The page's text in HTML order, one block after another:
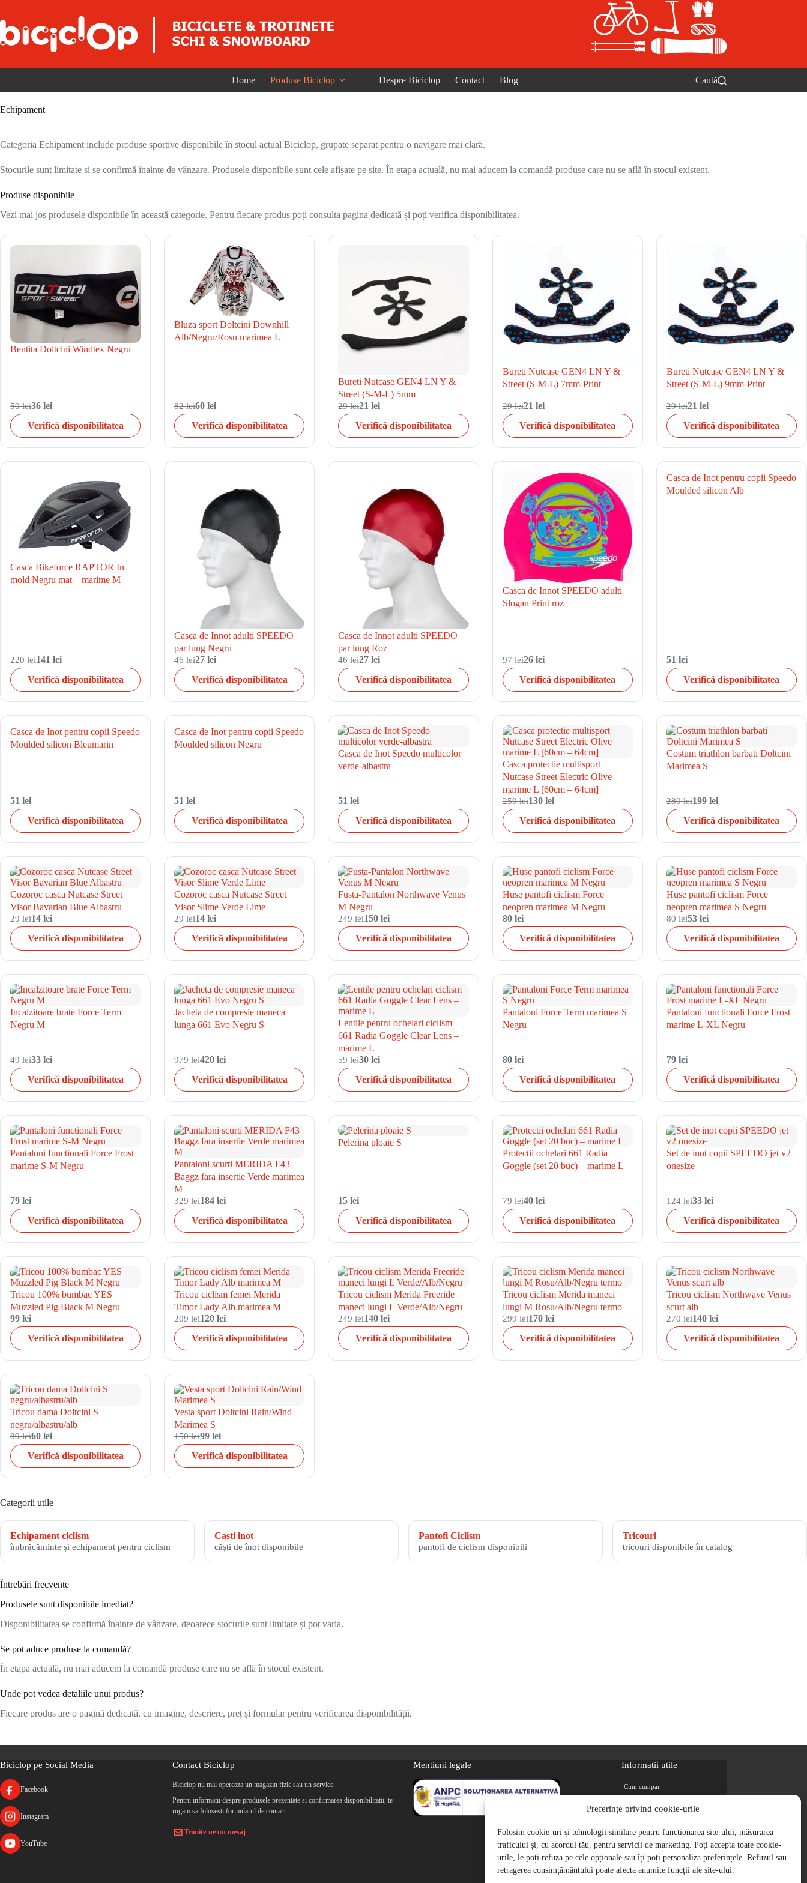
Preferințe privind cookie-urile
Folosim cookie-uri și tehnologii similare pentru funcționarea site-ului, măsurarea
traficului și, cu acordul tău, pentru servicii de marketing. Poți accepta toate cookie-
urile, le poți refuza pe cele opționale sau îți poți personaliza preferințele. Refuzul sau
retragerea consimțământului poate afecta anumite funcții ale site-ului.
Home Produse Biciclop Despre Biciclop Contact Blog Caută
Echipament
Categoria Echipament include produse sportive disponibile în stocul actual Biciclop, grupate separat pentru o navigare mai clară.
Stocurile sunt limitate și se confirmă înainte de vânzare. Produsele disponibile sunt cele afișate pe site. În etapa actuală, nu mai aducem la comandă produse care nu se află în stocul existent.
Produse disponibile
Vezi mai jos produsele disponibile în această categorie. Pentru fiecare produs poți consulta pagina dedicată și poți verifica disponibilitatea.
Bentita Doltcini Windtex Negru
50 lei36 lei
Verifică disponibilitatea
Bluza sport Doltcini Downhill
Alb/Negru/Rosu marimea L
82 lei60 lei
Verifică disponibilitatea
Bureti Nutcase GEN4 LN Y &
Street (S-M-L) 5mm
29 lei21 lei
Verifică disponibilitatea
Bureti Nutcase GEN4 LN Y &
Street (S-M-L) 7mm-Print
29 lei21 lei
Verifică disponibilitatea
Bureti Nutcase GEN4 LN Y &
Street (S-M-L) 9mm-Print
29 lei21 lei
Verifică disponibilitatea
Casca Bikeforce RAPTOR In
mold Negru mat – marime M
220 lei141 lei
Verifică disponibilitatea
Casca de Innot adulti SPEEDO
par lung Negru
46 lei27 lei
Verifică disponibilitatea
Casca de Innot adulti SPEEDO
par lung Roz
46 lei27 lei
Verifică disponibilitatea
Casca de Innot SPEEDO adulti
Slogan Print roz
97 lei26 lei
Verifică disponibilitatea
Casca de Inot pentru copii Speedo
Moulded silicon Alb
51 lei
Verifică disponibilitatea
Casca de Inot pentru copii Speedo
Moulded silicon Bleumarin
51 lei
Verifică disponibilitatea
Casca de Inot pentru copii Speedo
Moulded silicon Negru
51 lei
Verifică disponibilitatea
Casca de Inot Speedo multicolor
verde-albastra
51 lei
Verifică disponibilitatea
Casca protectie multisport
Nutcase Street Electric Olive
marime L [60cm – 64cm]
259 lei130 lei
Verifică disponibilitatea
Costum triathlon barbati Doltcini
Marimea S
280 lei199 lei
Verifică disponibilitatea
Cozoroc casca Nutcase Street
Visor Bavarian Blue Albastru
29 lei14 lei
Verifică disponibilitatea
Cozoroc casca Nutcase Street
Visor Slime Verde Lime
29 lei14 lei
Verifică disponibilitatea
Fusta-Pantalon Northwave Venus
M Negru
249 lei150 lei
Verifică disponibilitatea
Huse pantofi ciclism Force
neopren marimea M Negru
80 lei
Verifică disponibilitatea
Huse pantofi ciclism Force
neopren marimea S Negru
80 lei53 lei
Verifică disponibilitatea
Incalzitoare brate Force Term
Negru M
49 lei33 lei
Verifică disponibilitatea
Jacheta de compresie maneca
lunga 661 Evo Negru S
979 lei420 lei
Verifică disponibilitatea
Lentile pentru ochelari ciclism
661 Radia Goggle Clear Lens –
marime L
59 lei30 lei
Verifică disponibilitatea
Pantaloni Force Term marimea S
Negru
80 lei
Verifică disponibilitatea
Pantaloni functionali Force Frost
marime L-XL Negru
79 lei
Verifică disponibilitatea
Pantaloni functionali Force Frost
marime S-M Negru
79 lei
Verifică disponibilitatea
Pantaloni scurti MERIDA F43
Baggz fara insertie Verde marimea
M
329 lei184 lei
Verifică disponibilitatea
Pelerina ploaie S
15 lei
Verifică disponibilitatea
Protectii ochelari 661 Radia
Goggle (set 20 buc) – marime L
79 lei40 lei
Verifică disponibilitatea
Set de inot copii SPEEDO jet v2
onesize
124 lei33 lei
Verifică disponibilitatea
Tricou 100% bumbac YES
Muzzled Pig Black M Negru
99 lei
Verifică disponibilitatea
Tricou ciclism femei Merida
Timor Lady Alb marimea M
209 lei120 lei
Verifică disponibilitatea
Tricou ciclism Merida Freeride
maneci lungi L Verde/Alb/Negru
249 lei140 lei
Verifică disponibilitatea
Tricou ciclism Merida maneci
lungi M Rosu/Alb/Negru termo
299 lei170 lei
Verifică disponibilitatea
Tricou ciclism Northwave Venus
scurt alb
270 lei140 lei
Verifică disponibilitatea
Tricou dama Doltcini S
negru/albastru/alb
89 lei60 lei
Verifică disponibilitatea
Vesta sport Doltcini Rain/Wind
Marimea S
150 lei99 lei
Verifică disponibilitatea
Categorii utile
Echipament ciclism
îmbrăcăminte și echipament pentru ciclism
Casti inot
căști de înot disponibile
Pantofi Ciclism
pantofi de ciclism disponibili
Tricouri
tricouri disponibile în catalog
Întrebări frecvente
Produsele sunt disponibile imediat?
Disponibilitatea se confirmă înainte de vânzare, deoarece stocurile sunt limitate și pot varia.
Se pot aduce produse la comandă?
În etapa actuală, nu mai aducem la comandă produse care nu se află în stocul existent.
Unde pot vedea detaliile unui produs?
Fiecare produs are o pagină dedicată, cu imagine, descriere, preț și formular pentru verificarea disponibilității.
Biciclop pe Social Media
Facebook
Instagram
YouTube
Contact Biciclop
Biciclop nu mai opereaza un magazin fizic sau un service.
Pentru informatii despre produsele prezentate si confirmarea disponibilitatii, te
rugam sa folosesti formularul de contact.
Trimite-ne un mesaj
Mentiuni legale Informatii utile
Cum cumpar
Magazine partenere
Retur
Cariere
Politica de Confidentialitate